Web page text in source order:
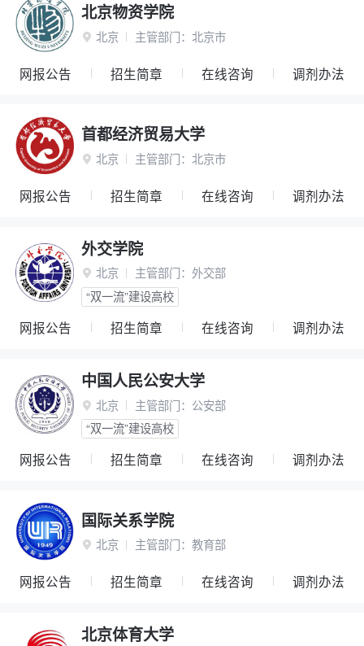
北京物资学院
 北京 主管部门： 北京市
网报公告 招生简章 在线咨询 调剂办法
首都经济贸易大学
 北京 主管部门： 北京市
网报公告 招生简章 在线咨询 调剂办法
外交学院
 北京 主管部门： 外交部
“双一流”建设高校
网报公告 招生简章 在线咨询 调剂办法
中国人民公安大学
 北京 主管部门： 公安部
“双一流”建设高校
网报公告 招生简章 在线咨询 调剂办法
国际关系学院
 北京 主管部门： 教育部
网报公告 招生简章 在线咨询 调剂办法
北京体育大学